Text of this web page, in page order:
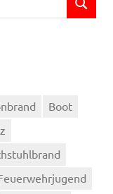
SUCHEN
Boot